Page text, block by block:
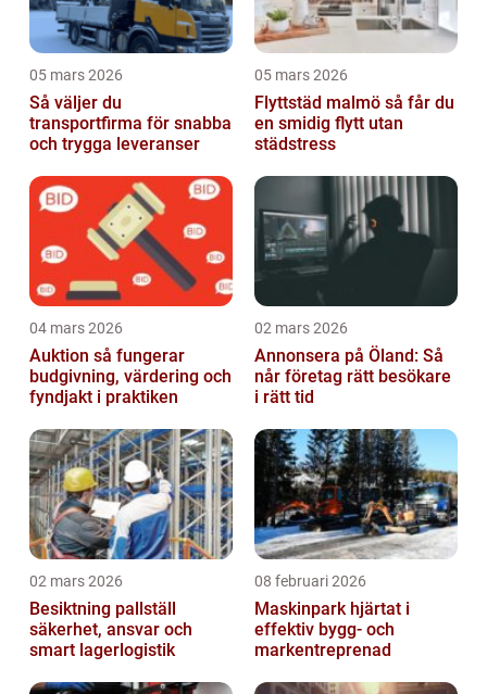
05 mars 2026
Så väljer du
transportfirma för snabba
och trygga leveranser
05 mars 2026
Flyttstäd malmö så får du
en smidig flytt utan
städstress
04 mars 2026
Auktion så fungerar
budgivning, värdering och
fyndjakt i praktiken
02 mars 2026
Annonsera på Öland: Så
når företag rätt besökare
i rätt tid
02 mars 2026
Besiktning pallställ
säkerhet, ansvar och
smart lagerlogistik
08 februari 2026
Maskinpark hjärtat i
effektiv bygg- och
markentreprenad